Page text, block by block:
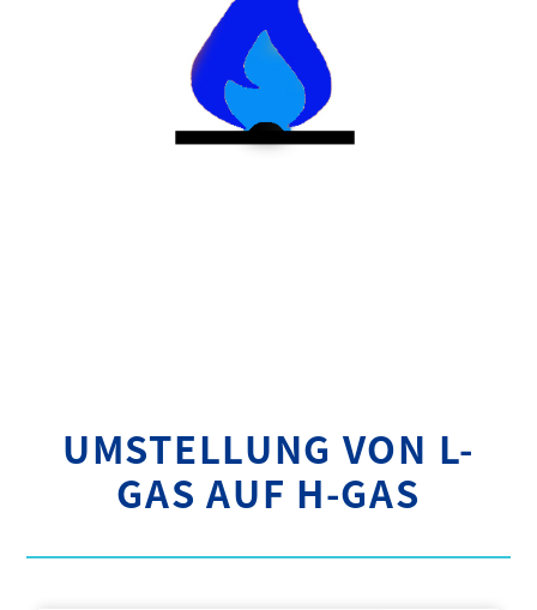
UMSTELLUNG VON L-
GAS AUF H-GAS